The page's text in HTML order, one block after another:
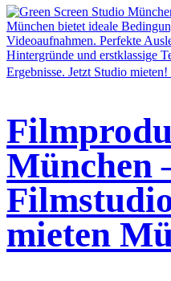
München
mieten